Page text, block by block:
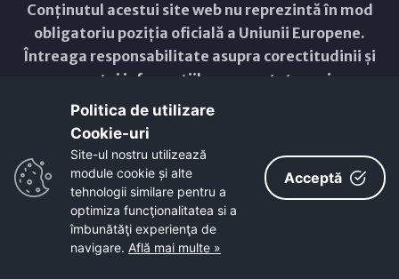
Conținutul acestui site web nu reprezintă în mod
obligatoriu poziția oficială a Uniunii Europene.
Întreaga responsabilitate asupra corectitudinii și
coerenței informațiilor prezentate revine
inițiatorilor site-ului web.
Copyright © 2021 - 2026 -Primăria Municipiului ARAD
ResponsiveVoice
used under
Non-Commercial License
Politica de utilizare
Cookie-uri‎
Site-ul nostru utilizează
module cookie și alte
tehnologii similare pentru a
optimiza funcţionalitatea si a
îmbunătăţi experienţa de
navigare. Află mai multe »
Acceptă